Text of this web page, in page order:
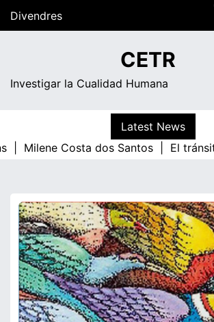
Divendres
CETR
Investigar la Cualidad Humana
Latest News
|
Milene Costa dos Santos | El